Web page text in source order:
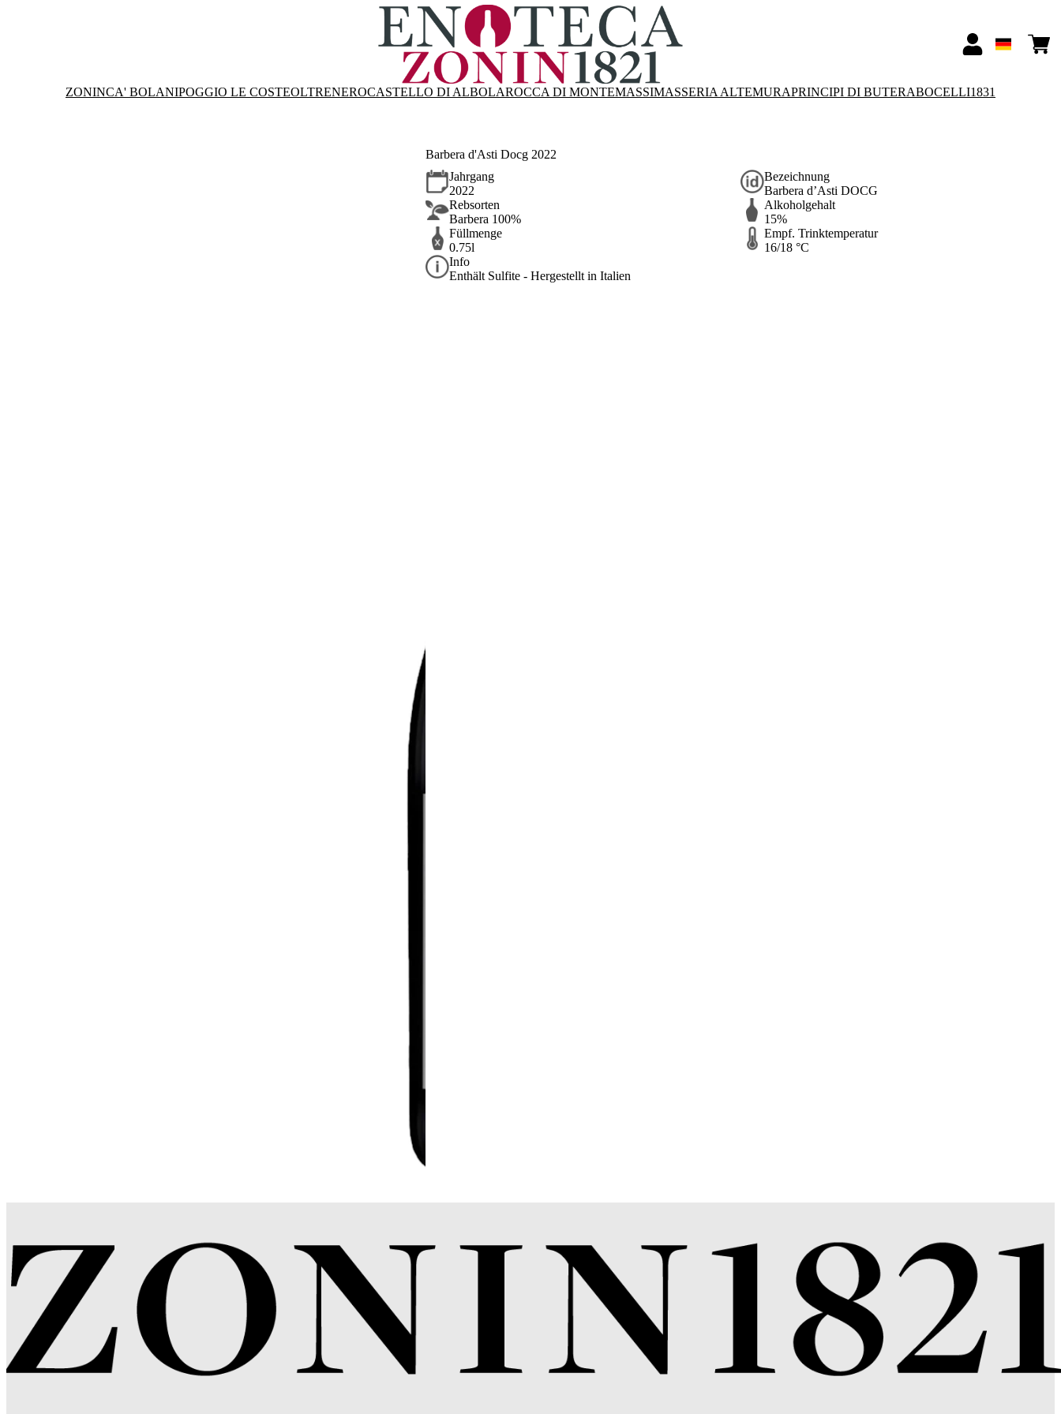
ZONINCA' BOLANIPOGGIO LE COSTEOLTRENEROCASTELLO DI ALBOLAROCCA DI MONTEMASSIMASSERIA ALTEMURAPRINCIPI DI BUTERABOCELLI1831
Barbera d'Asti Docg 2022
Jahrgang
2022
Bezeichnung
Barbera d’Asti DOCG
Rebsorten
Barbera 100%
Alkoholgehalt
15%
Füllmenge
0.75l
Empf. Trinktemperatur
16/18 °C
Info
Enthält Sulfite - Hergestellt in Italien